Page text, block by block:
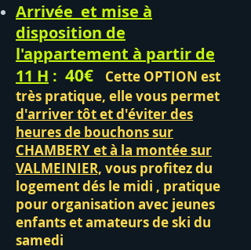
Arrivée et mise à
disposition de
l'appartement à partir de
11 H : 40€
Cette OPTION est
très pratique, elle vous permet
d'arriver tôt et d'éviter des
heures de bouchons sur
CHAMBERY et à la montée sur
VALMEINIER, vous profitez du
logement dés le midi , pratique
pour organisation avec jeunes
enfants et amateurs de ski du
samedi